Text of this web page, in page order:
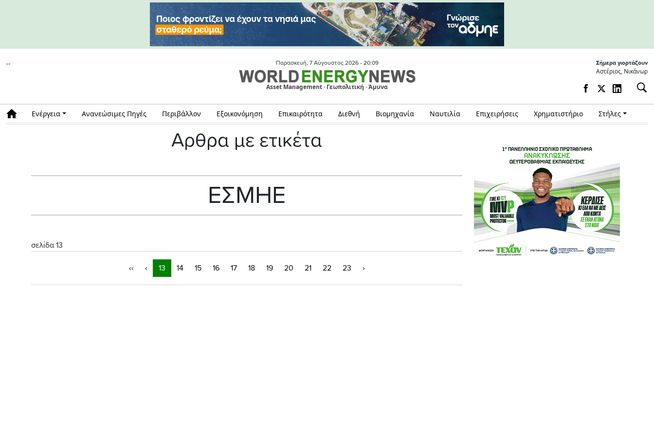
-- Παρασκευή, 7 Αύγουστος 2026 - 20:09
Asset Management · Γεωπολιτική · Άμυνα
Σήμερα γιορτάζουν
Αστέριος, Νικάνωρ
Ενέργεια Ανανεώσιμες Πηγές Περιβάλλον Εξοικονόμηση Επικαιρότητα Διεθνή Βιομηχανία Ναυτιλία Επιχειρήσεις Χρηματιστήριο Στήλες
Αρθρα με ετικέτα
ΕΣΜΗΕ
σελίδα 13
‹‹ ‹ 13 14 15 16 17 18 19 20 21 22 23 ›